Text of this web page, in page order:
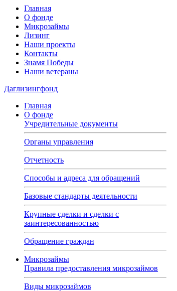
Главная
О фонде
Микрозаймы
Лизинг
Наши проекты
Контакты
Знамя Победы
Наши ветераны
Даглизингфонд
Главная
О фонде
Учредительные документы
Органы управления
Отчетность
Способы и адреса для обращений
Базовые стандарты деятельности
Крупные сделки и сделки с
заинтересованностью
Обращение граждан
Микрозаймы
Правила предоставления микрозаймов
Виды микрозаймов